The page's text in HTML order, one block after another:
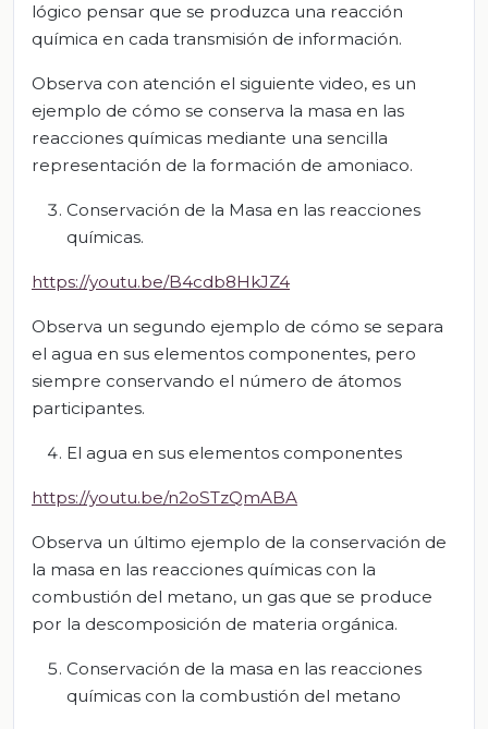
lógico pensar que se produzca una reacción
química en cada transmisión de información.
Observa con atención el siguiente video, es un
ejemplo de cómo se conserva la masa en las
reacciones químicas mediante una sencilla
representación de la formación de amoniaco.
Conservación de la Masa en las reacciones
químicas.
https://youtu.be/B4cdb8HkJZ4
Observa un segundo ejemplo de cómo se separa
el agua en sus elementos componentes, pero
siempre conservando el número de átomos
participantes.
El agua en sus elementos componentes
https://youtu.be/n2oSTzQmABA
Observa un último ejemplo de la conservación de
la masa en las reacciones químicas con la
combustión del metano, un gas que se produce
por la descomposición de materia orgánica.
Conservación de la masa en las reacciones
químicas con la combustión del metano